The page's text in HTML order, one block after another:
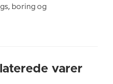
boring og
varer